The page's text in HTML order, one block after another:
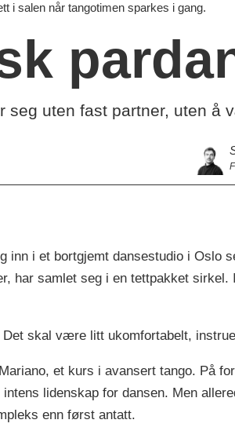
i salen når tangotimen sparkes i gang.
seg uten fast partner, uten
inn i et bortgjemt dansestudio i Oslo
har samlet seg i en tettpakket
skal være litt ukomfortabelt,
et kurs i avansert tango. På
lidenskap for dansen. Men
enn først antatt.